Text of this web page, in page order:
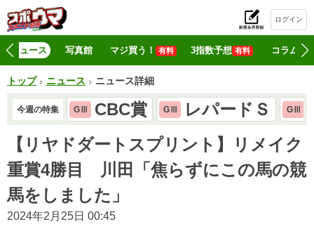
ログイン
ニュース 写真館 マジ買う！ 有料 3指数予想 有料 コラム
トップ ニュース ニュース詳細
今週の特集 GⅢ CBC賞 GⅢ レパードＳ GⅢ
【リヤドダートスプリント】リメイク
重賞4勝目 川田「焦らずにこの馬の競
馬をしました」
2024年2月25日 00:45